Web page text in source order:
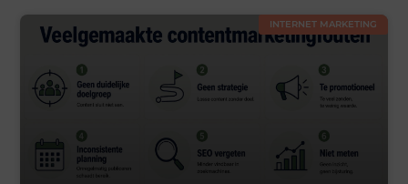
INTERNET MARKETING